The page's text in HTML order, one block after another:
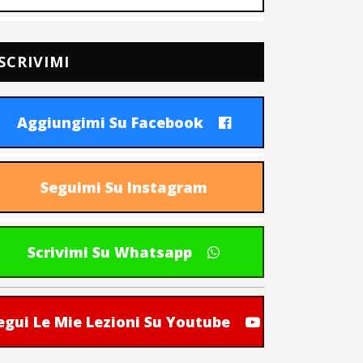
Aggiungimi Su Facebook
Seguimi Su Instagram
Scrivimi Su Whatsapp
Le Mie Lezioni Su Youtube